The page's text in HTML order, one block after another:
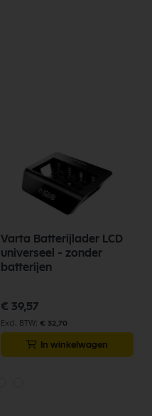
Varta Batterijlader LCD
universeel - zonder
batterijen
€ 39,57
€ 32,70
In winkelwagen